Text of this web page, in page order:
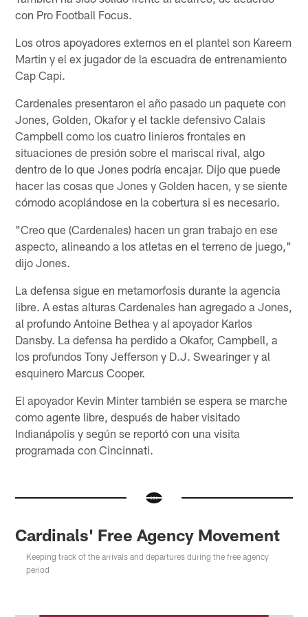
con Pro Football Focus.
Los otros apoyadores externos en el plantel son Kareem
Martin y el ex jugador de la escuadra de entrenamiento
Cap Capi.
Cardenales presentaron el año pasado un paquete con
Jones, Golden, Okafor y el tackle defensivo Calais
Campbell como los cuatro linieros frontales en
situaciones de presión sobre el mariscal rival, algo
dentro de lo que Jones podría encajar. Dijo que puede
hacer las cosas que Jones y Golden hacen, y se siente
cómodo acoplándose en la cobertura si es necesario.
"Creo que (Cardenales) hacen un gran trabajo en ese
aspecto, alineando a los atletas en el terreno de juego,"
dijo Jones.
La defensa sigue en metamorfosis durante la agencia
libre. A estas alturas Cardenales han agregado a Jones,
al profundo Antoine Bethea y al apoyador Karlos
Dansby. La defensa ha perdido a Okafor, Campbell, a
los profundos Tony Jefferson y D.J. Swearinger y al
esquinero Marcus Cooper.
El apoyador Kevin Minter también se espera se marche
como agente libre, después de haber visitado
Indianápolis y según se reportó con una visita
programada con Cincinnati.
Cardinals' Free Agency Movement
Keeping track of the arrivals and departures during the free agency
period